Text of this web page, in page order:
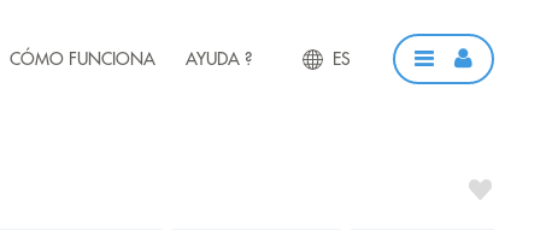
CÓMO FUNCIONA AYUDA ? ES